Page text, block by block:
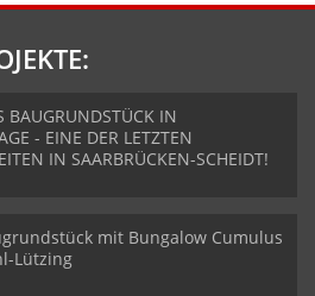
BAUGRUNDSTÜCK IN
- EINE DER LETZTEN
IN SAARBRÜCKEN-SCHEIDT!
mit Bungalow Cumulus
Lützing